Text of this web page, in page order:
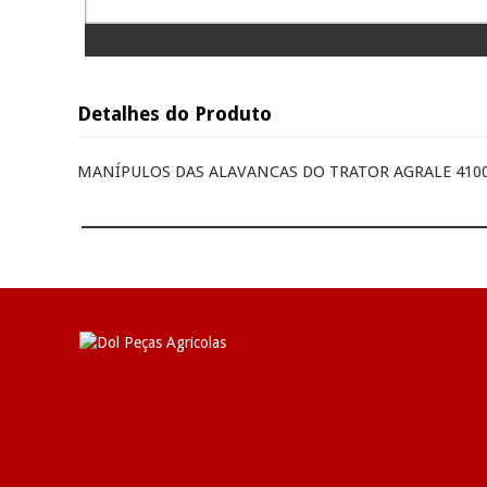
Detalhes do Produto
MANÍPULOS DAS ALAVANCAS DO TRATOR AGRALE